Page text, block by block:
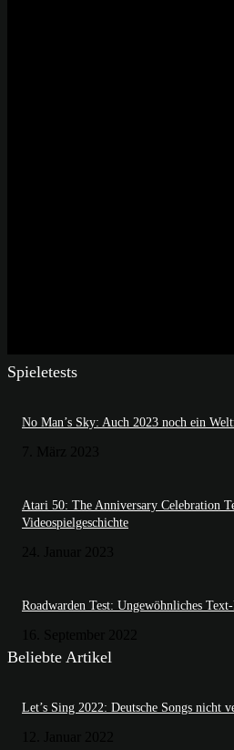
Spieletests
No Man’s Sky: Auch 2023 noch ein
Atari 50: The Anniversary Celebration
Videospielgeschichte
Roadwarden Test: Ungewöhnliches
Beliebte Artikel
Let’s Sing 2022: Deutsche Songs nicht